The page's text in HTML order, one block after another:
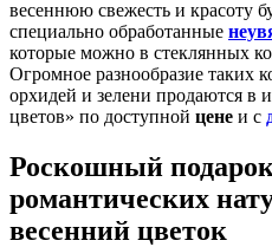
весеннюю свежесть и красоту
специально обработанные
которые можно в стеклянных
Огромное разнообразие таких
орхидей и зелени продаются в
цветов» по доступной цене и с
Роскошный
романтических
весенний цветок